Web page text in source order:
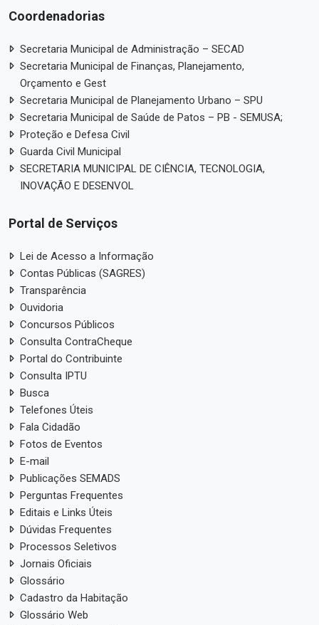
Coordenadorias
Secretaria Municipal de Administração – SECAD
Secretaria Municipal de Finanças, Planejamento,
Orçamento e Gest
Secretaria Municipal de Planejamento Urbano – SPU
Secretaria Municipal de Saúde de Patos – PB - SEMUSA;
Proteção e Defesa Civil
Guarda Civil Municipal
SECRETARIA MUNICIPAL DE CIÊNCIA, TECNOLOGIA,
INOVAÇÃO E DESENVOL
Portal de Serviços
Lei de Acesso a Informação
Contas Públicas (SAGRES)
Transparência
Ouvidoria
Concursos Públicos
Consulta ContraCheque
Portal do Contribuinte
Consulta IPTU
Busca
Telefones Úteis
Fala Cidadão
Fotos de Eventos
E-mail
Publicações SEMADS
Perguntas Frequentes
Editais e Links Úteis
Dúvidas Frequentes
Processos Seletivos
Jornais Oficiais
Glossário
Cadastro da Habitação
Glossário Web